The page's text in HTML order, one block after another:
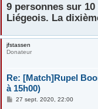
9 personnes sur
Liégeois. La
jfstassen
Donateur
Re: [Match]Rupel
à 15h00)
M27 sept. 2020, 22:00